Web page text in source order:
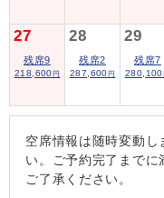
27
残席9
218,600 円
28
残席2
287,600 円
29
残席7
280,100
空席情報は随時変動し
い。ご予約完了まで
ご了承ください。